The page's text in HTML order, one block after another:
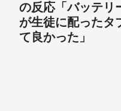
の反応「バッテ
が生徒に配ったタ
て良かった」